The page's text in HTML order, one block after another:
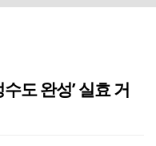
도 완성’ 실효 거